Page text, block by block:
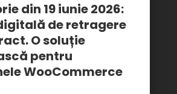
din 19 iunie 2026:
de retragere
O soluție
pentru
WooCommerce